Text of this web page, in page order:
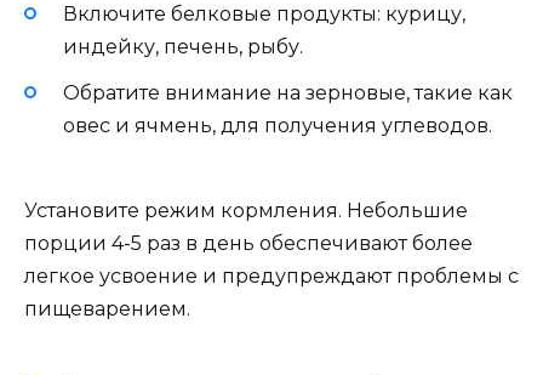
Включите белковые продукты: курицу,
индейку, печень, рыбу.
Обратите внимание на зерновые, такие как
овес и ячмень, для получения углеводов.
Установите режим кормления. Небольшие
порции 4-5 раз в день обеспечивают более
легкое усвоение и предупреждают проблемы с
пищеварением.